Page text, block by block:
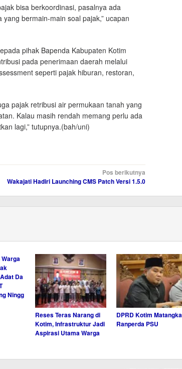
bisa berkoordinasi, pasalnya ada
bermain-main soal pajak,” ucapan
pihak Bapenda Kabupaten Kotim
pada penerimaan daerah melalui
seperti pajak hiburan, restoran,
pajak retribusi air permukaan tanah yang
Kalau masih rendah memang perlu ada
lagi,” tutupnya.(bah/uni)
Pos berikutnya
Wakajati Hadiri Launching CMS Patch Versi 1.5.0
Da
Ningg
Reses Teras Narang di
Kotim, Infrastruktur Jadi
Aspirasi Utama Warga
DPRD Kotim
Ranperda PSU